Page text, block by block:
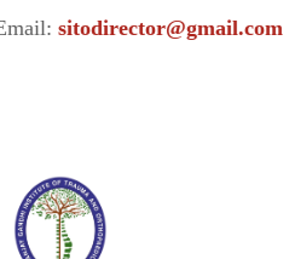
sitodirector@gmail.com